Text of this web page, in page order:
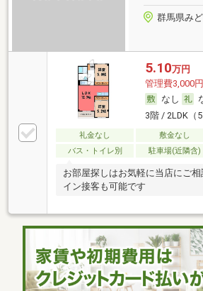
群馬県み
5.10万円
管理費3,000円
なし
3階 / 2LDK（
礼金なし 敷金なし
バス・トイレ別
駐車場(近隣含)
お部屋探しはお気軽に当店にご
イン接客も可能です